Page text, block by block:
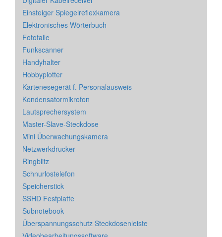
Einsteiger Spiegelreflexkamera
Elektronisches Wörterbuch
Fotofalle
Funkscanner
Handyhalter
Hobbyplotter
Kartenesegerät f. Personalausweis
Kondensatormikrofon
Lautsprechersystem
Master-Slave-Steckdose
Mini Überwachungskamera
Netzwerkdrucker
Ringblitz
Schnurlostelefon
Speicherstick
SSHD Festplatte
Subnotebook
Überspannungsschutz Steckdosenleiste